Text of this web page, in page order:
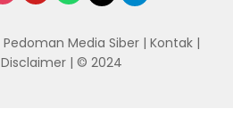
Pedoman Media Siber | Kontak |
Disclaimer | © 2024